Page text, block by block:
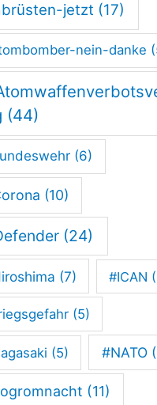
G
E
A
L
E
R
!
jetzt (17)
nein-danke
(44)
(6)
(10)
(24)
(7) #ICAN
(5)
(5) #NATO
(11)